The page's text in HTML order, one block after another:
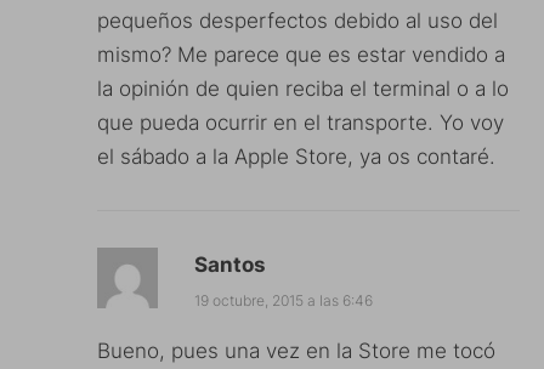
pequeños desperfectos debido al uso del
mismo? Me parece que es estar vendido a
la opinión de quien reciba el terminal o a lo
que pueda ocurrir en el transporte. Yo voy
el sábado a la Apple Store, ya os contaré.
Santos
19 octubre, 2015 a las 6:46
Bueno, pues una vez en la Store me tocó